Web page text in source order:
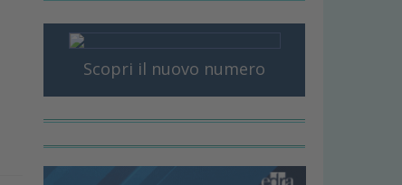
Scopri il nuovo numero